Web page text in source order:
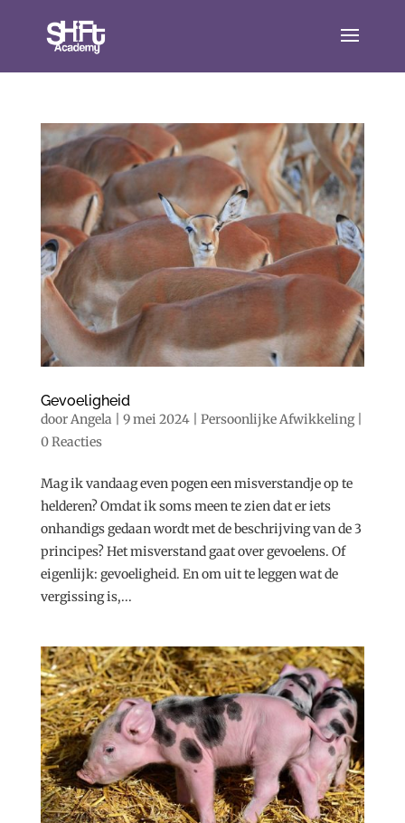
Gevoeligheid
doorAngela 9 mei 2024| Persoonlijke Afwikkeling|
0 Reacties
Mag ik vandaag even pogen een misverstandje op te
helderen? Omdat ik soms meen te zien dat er iets
onhandigs gedaan wordt met de beschrijving van de 3
principes? Het misverstand gaat over gevoelens. Of
eigenlijk: gevoeligheid. En om uit te leggen wat de
vergissing is,...